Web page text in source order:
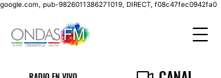
google.com, pub-9826011386271019, DIRECT, f08c47fec0942fa0